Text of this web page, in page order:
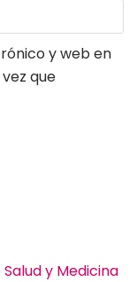
y web en
que
y Medicina